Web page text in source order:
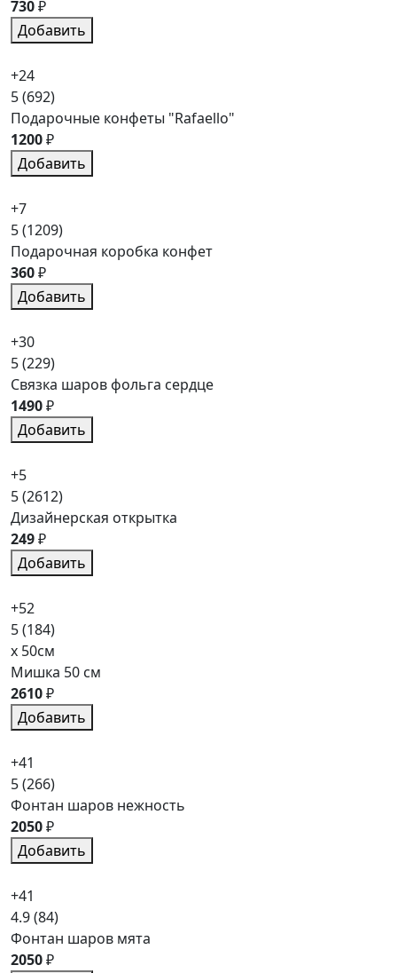
730₽
Добавить
+24
5(692)
Подарочные конфеты "Rafaello"
1200₽
Добавить
+7
5(1209)
Подарочная коробка конфет
360₽
Добавить
+30
5(229)
Связка шаров фольга сердце
1490₽
Добавить
+5
5(2612)
Дизайнерская открытка
249₽
Добавить
+52
5(184)
x 50см
Мишка 50 см
2610₽
Добавить
+41
5(266)
Фонтан шаров нежность
2050₽
Добавить
+41
4.9(84)
Фонтан шаров мята
2050₽